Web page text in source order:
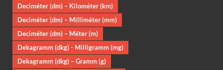
Deciméter (dm) – Kilométer (km)
Deciméter (dm) – Milliméter (mm)
Deciméter (dm) – Méter (m)
Dekagramm (dkg) - Milligramm (mg)
Dekagramm (dkg) – Gramm (g)